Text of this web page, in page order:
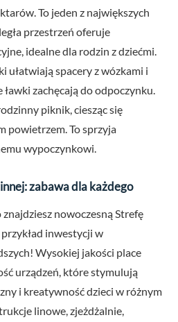
To jeden z największych
przestrzeń oferuje
idealne dla rodzin z dziećmi.
ułatwiają spacery z wózkami i
zachęcają do odpoczynku.
piknik, ciesząc się
powietrzem. To sprzyja
wypoczynkowi.
zabawa dla każdego
nowoczesną Strefę
inwestycji w
Wysokiej jakości place
urządzeń, które stymulują
i kreatywność dzieci w różnym
linowe, zjeżdżalnie,